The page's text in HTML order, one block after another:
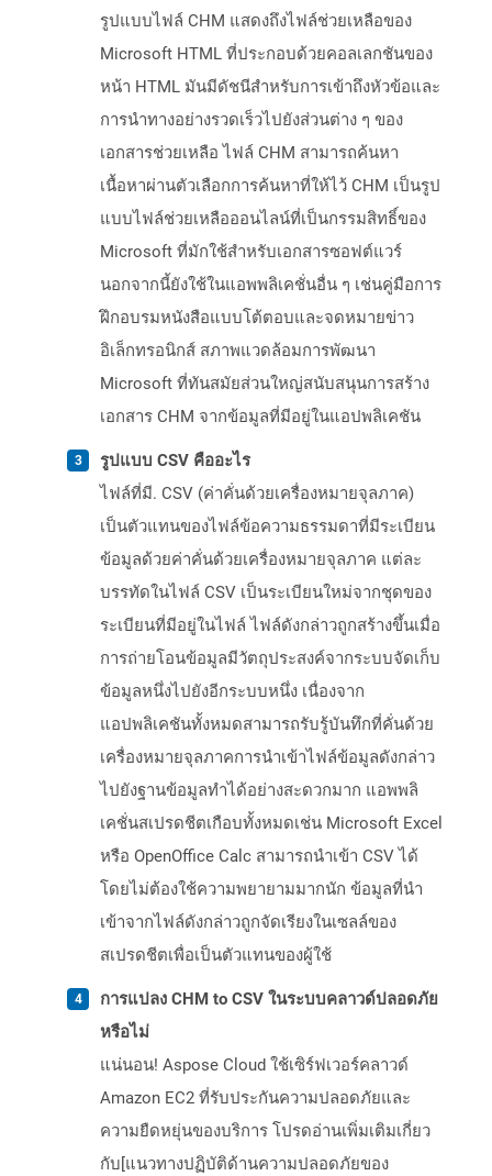
รูปแบบไฟล์ CHM แสดงถึงไฟล์ช่วยเหลือของ
Microsoft HTML ที่ประกอบด้วยคอลเลกชันของ
หน้า HTML มันมีดัชนีสำหรับการเข้าถึงหัวข้อและ
การนำทางอย่างรวดเร็วไปยังส่วนต่าง ๆ ของ
เอกสารช่วยเหลือ ไฟล์ CHM สามารถค้นหา
เนื้อหาผ่านตัวเลือกการค้นหาที่ให้ไว้ CHM เป็นรูป
แบบไฟล์ช่วยเหลือออนไลน์ที่เป็นกรรมสิทธิ์ของ
Microsoft ที่มักใช้สำหรับเอกสารซอฟต์แวร์
นอกจากนี้ยังใช้ในแอพพลิเคชั่นอื่น ๆ เช่นคู่มือการ
ฝึกอบรมหนังสือแบบโต้ตอบและจดหมายข่าว
อิเล็กทรอนิกส์ สภาพแวดล้อมการพัฒนา
Microsoft ที่ทันสมัยส่วนใหญ่สนับสนุนการสร้าง
เอกสาร CHM จากข้อมูลที่มีอยู่ในแอปพลิเคชัน
รูปแบบ CSV คืออะไร
ไฟล์ที่มี. CSV (ค่าคั่นด้วยเครื่องหมายจุลภาค)
เป็นตัวแทนของไฟล์ข้อความธรรมดาที่มีระเบียน
ข้อมูลด้วยค่าคั่นด้วยเครื่องหมายจุลภาค แต่ละ
บรรทัดในไฟล์ CSV เป็นระเบียนใหม่จากชุดของ
ระเบียนที่มีอยู่ในไฟล์ ไฟล์ดังกล่าวถูกสร้างขึ้นเมื่อ
การถ่ายโอนข้อมูลมีวัตถุประสงค์จากระบบจัดเก็บ
ข้อมูลหนึ่งไปยังอีกระบบหนึ่ง เนื่องจาก
แอปพลิเคชันทั้งหมดสามารถรับรู้บันทึกที่คั่นด้วย
เครื่องหมายจุลภาคการนำเข้าไฟล์ข้อมูลดังกล่าว
ไปยังฐานข้อมูลทำได้อย่างสะดวกมาก แอพพลิ
เคชั่นสเปรดชีตเกือบทั้งหมดเช่น Microsoft Excel
หรือ OpenOffice Calc สามารถนำเข้า CSV ได้
โดยไม่ต้องใช้ความพยายามมากนัก ข้อมูลที่นำ
เข้าจากไฟล์ดังกล่าวถูกจัดเรียงในเซลล์ของ
สเปรดชีตเพื่อเป็นตัวแทนของผู้ใช้
การแปลง CHM to CSV ในระบบคลาวด์ปลอดภัย
หรือไม่
แน่นอน! Aspose Cloud ใช้เซิร์ฟเวอร์คลาวด์
Amazon EC2 ที่รับประกันความปลอดภัยและ
ความยืดหยุ่นของบริการ โปรดอ่านเพิ่มเติมเกี่ยว
กับ[แนวทางปฏิบัติด้านความปลอดภัยของ